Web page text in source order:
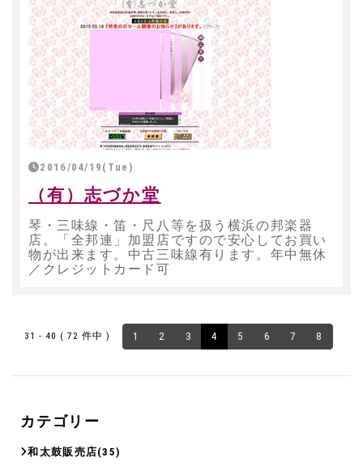
2016/04/19(Tue)
（有）志づか堂
琴・三味線・笛・尺八等を扱う横浜の邦楽器
店。「全邦連」加盟店ですので安心してお買い
物が出来ます。中古三味線有ります。年中無休
／クレジットカード可
31 - 40 ( 72 件中 ) 1 2 3 4 5 6 7 8
カテゴリー
和太鼓販売店(35)